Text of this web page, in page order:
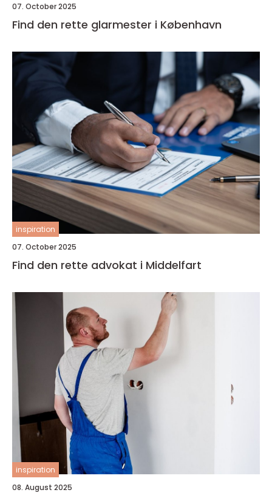
07. October 2025
Find den rette glarmester i København
inspiration
07. October 2025
Find den rette advokat i Middelfart
inspiration
08. August 2025